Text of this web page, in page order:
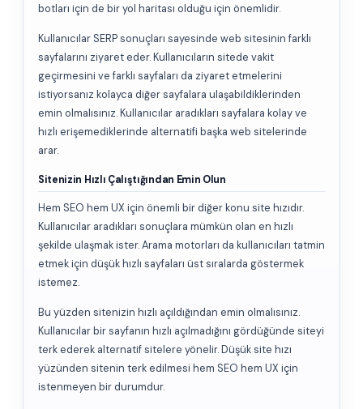
botları için de bir yol haritası olduğu için önemlidir.
Kullanıcılar SERP sonuçları sayesinde web sitesinin farklı
sayfalarını ziyaret eder. Kullanıcıların sitede vakit
geçirmesini ve farklı sayfaları da ziyaret etmelerini
istiyorsanız kolayca diğer sayfalara ulaşabildiklerinden
emin olmalısınız. Kullanıcılar aradıkları sayfalara kolay ve
hızlı erişemediklerinde alternatifi başka web sitelerinde
arar.
Sitenizin Hızlı Çalıştığından Emin Olun
Hem SEO hem UX için önemli bir diğer konu site hızıdır.
Kullanıcılar aradıkları sonuçlara mümkün olan en hızlı
şekilde ulaşmak ister. Arama motorları da kullanıcıları tatmin
etmek için düşük hızlı sayfaları üst sıralarda göstermek
istemez.
Bu yüzden sitenizin hızlı açıldığından emin olmalısınız.
Kullanıcılar bir sayfanın hızlı açılmadığını gördüğünde siteyi
terk ederek alternatif sitelere yönelir. Düşük site hızı
yüzünden sitenin terk edilmesi hem SEO hem UX için
istenmeyen bir durumdur.